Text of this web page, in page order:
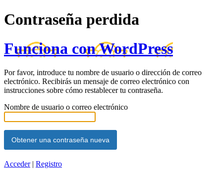
Contraseña perdida
Funciona con WordPress
Por favor, introduce tu nombre de usuario o dirección de correo
electrónico. Recibirás un mensaje de correo electrónico con
instrucciones sobre cómo restablecer tu contraseña.
Nombre de usuario o correo electrónico
Acceder| Registro